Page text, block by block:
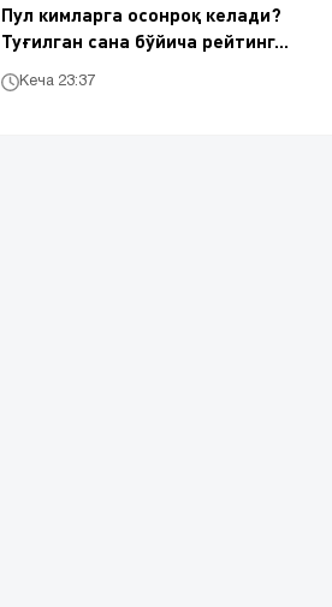
Пул кимларга осонроқ келади?
Туғилган сана бўйича рейтинг...
Кеча 23:37